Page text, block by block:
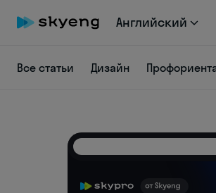
Английский
Все статьи Дизайн